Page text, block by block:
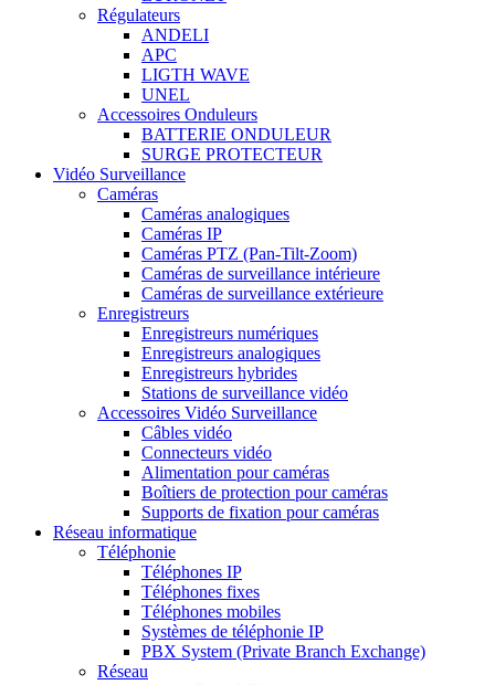
Régulateurs
ANDELI
APC
LIGTH WAVE
UNEL
Accessoires Onduleurs
BATTERIE ONDULEUR
SURGE PROTECTEUR
Vidéo Surveillance
Caméras
Caméras analogiques
Caméras IP
Caméras PTZ (Pan-Tilt-Zoom)
Caméras de surveillance intérieure
Caméras de surveillance extérieure
Enregistreurs
Enregistreurs numériques
Enregistreurs analogiques
Enregistreurs hybrides
Stations de surveillance vidéo
Accessoires Vidéo Surveillance
Câbles vidéo
Connecteurs vidéo
Alimentation pour caméras
Boîtiers de protection pour caméras
Supports de fixation pour caméras
Réseau informatique
Téléphonie
Téléphones IP
Téléphones fixes
Téléphones mobiles
Systèmes de téléphonie IP
PBX System (Private Branch Exchange)
Réseau